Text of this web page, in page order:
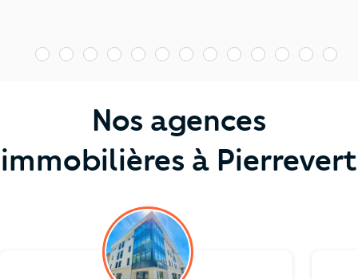
1 2 3 4 5 6 7 8 9 10 11 12 13
Nos agences
immobilières à Pierrevert